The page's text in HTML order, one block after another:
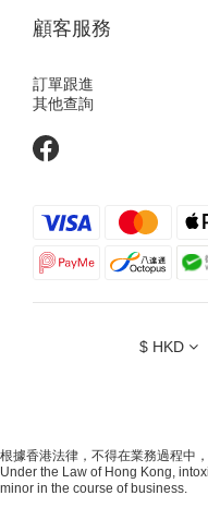
顧客服務
訂單跟進
其他查詢
$ HKD
根據香港法律，不得在業務過程中
Under the Law of Hong Kong,
minor in the course of business.